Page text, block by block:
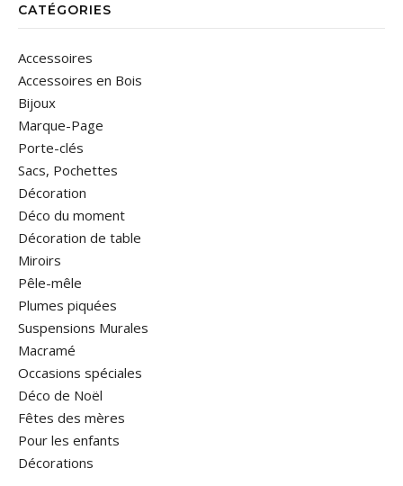
CATÉGORIES
Accessoires
Accessoires en Bois
Bijoux
Marque-Page
Porte-clés
Sacs, Pochettes
Décoration
Déco du moment
Décoration de table
Miroirs
Pêle-mêle
Plumes piquées
Suspensions Murales
Macramé
Occasions spéciales
Déco de Noël
Fêtes des mères
Pour les enfants
Décorations